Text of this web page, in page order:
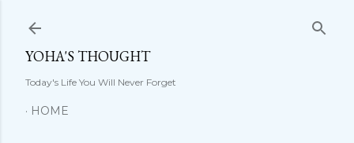
YOHA'S THOUGHT
Today's Life You Will Never Forget
HOME